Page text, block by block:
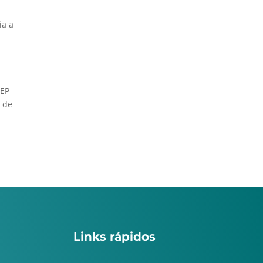
a
de
Links rápidos